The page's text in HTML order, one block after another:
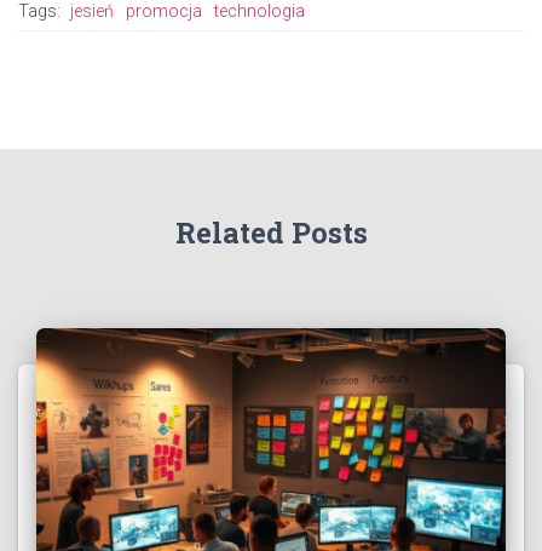
Tags: jesień promocja technologia
Related Posts